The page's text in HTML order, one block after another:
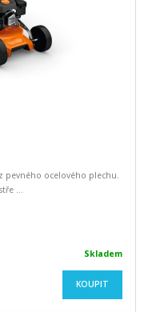
pevného ocelového plechu.
...
Skladem
KOUPIT